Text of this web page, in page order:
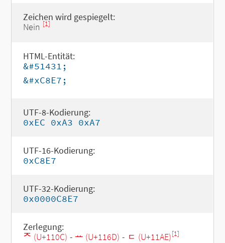
Zeichen wird gespiegelt:
Nein [1]
HTML-Entität:
&#51431;
&#xC8E7;
UTF-8-Kodierung:
0xEC 0xA3 0xA7
UTF-16-Kodierung:
0xC8E7
UTF-32-Kodierung:
0x0000C8E7
Zerlegung:
ᄌ (U+110C) - ᅭ (U+116D) - ᆮ (U+11AE)[1]